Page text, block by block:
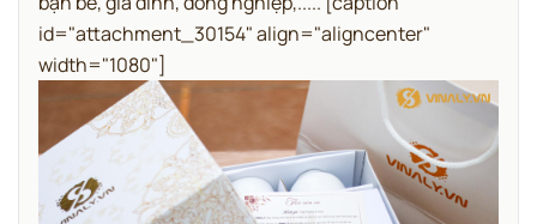
id="attachment_30154" align="aligncenter"
width="1080"]